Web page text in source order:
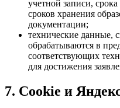
учетной записи,
сроков хранения
документации;
технические данные,
обрабатываются в
соответствующих
для достижения
7. Cookie и